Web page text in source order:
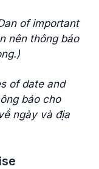
of important
nên thông báo
of date and
báo cho
ngày và địa